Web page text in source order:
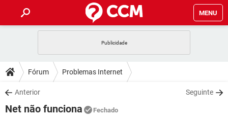
MENU
CELULAR FACEBOOK
OUTLOOK
INSTAGRAM
DICAS
JOGOS WHATSAPP
DOWNLOADS
JOGOS
Fórum Problemas Internet
Anterior Seguinte
Net não funciona Fechado